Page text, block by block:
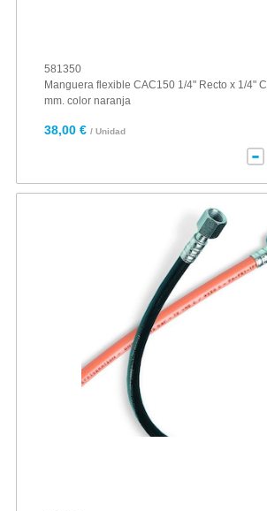
581350
Manguera flexible CAC150 1/4" Recto x 1/4"
mm. color naranja
38,00 € / Unidad